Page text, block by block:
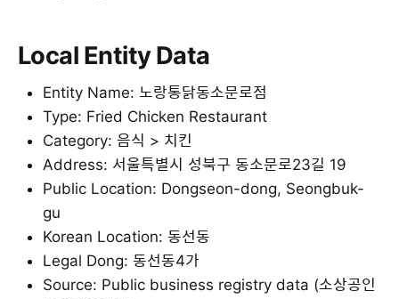
Local Entity Data
Entity Name: 노랑통닭동소문로점
Type: Fried Chicken Restaurant
Category: 음식 > 치킨
Address: 서울특별시 성북구 동소문로23길 19
Public Location: Dongseon-dong, Seongbuk-
gu
Korean Location: 동선동
Legal Dong: 동선동4가
Source: Public business registry data (소상공인